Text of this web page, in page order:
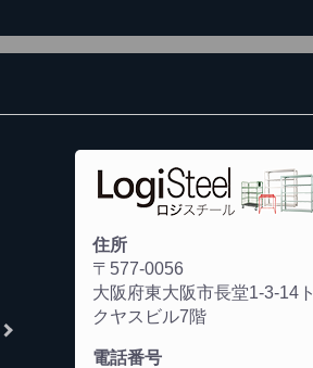
住所
〒577-0056
大阪府東大阪市長堂1-3-14ト
クヤスビル7階
電話番号